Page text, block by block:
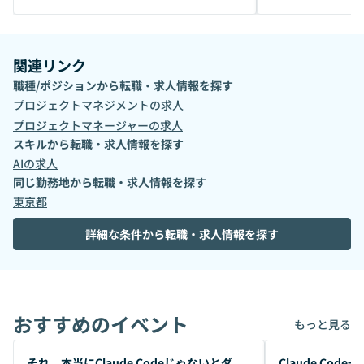
関連リンク
職種/ポジションから転職・求人情報を探す
プロジェクトマネジメントの求人
プロジェクトマネージャーの求人
スキルから転職・求人情報を探す
AIの求人
同じ勤務地から転職・求人情報を探す
東京都
詳細な条件から転職・求人情報を探す
おすすめのイベント もっと見る
開催前 開催前